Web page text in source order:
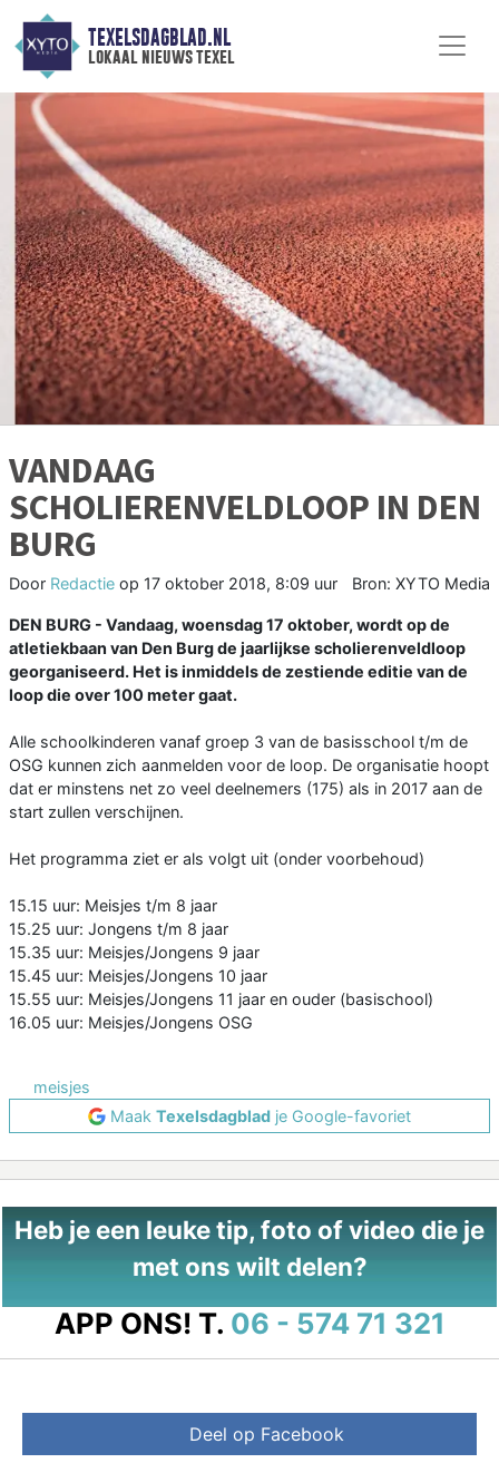
TEXELSDAGBLAD.NL
lokaal nieuws texel
VANDAAG
SCHOLIERENVELDLOOP IN DEN
BURG
Door Redactie op 17 oktober 2018, 8:09 uur Bron: XYTO Media
DEN BURG - Vandaag, woensdag 17 oktober, wordt op de
atletiekbaan van Den Burg de jaarlijkse scholierenveldloop
georganiseerd. Het is inmiddels de zestiende editie van de
loop die over 100 meter gaat.
Alle schoolkinderen vanaf groep 3 van de basisschool t/m de
OSG kunnen zich aanmelden voor de loop. De organisatie hoopt
dat er minstens net zo veel deelnemers (175) als in 2017 aan de
start zullen verschijnen.
Het programma ziet er als volgt uit (onder voorbehoud)
15.15 uur: Meisjes t/m 8 jaar
15.25 uur: Jongens t/m 8 jaar
15.35 uur: Meisjes/Jongens 9 jaar
15.45 uur: Meisjes/Jongens 10 jaar
15.55 uur: Meisjes/Jongens 11 jaar en ouder (basischool)
16.05 uur: Meisjes/Jongens OSG
meisjes
Maak Texelsdagblad je Google-favoriet
Heb je een leuke tip, foto of video die je
met ons wilt delen?
APP ONS! T. 06 - 574 71 321
Deel op Facebook